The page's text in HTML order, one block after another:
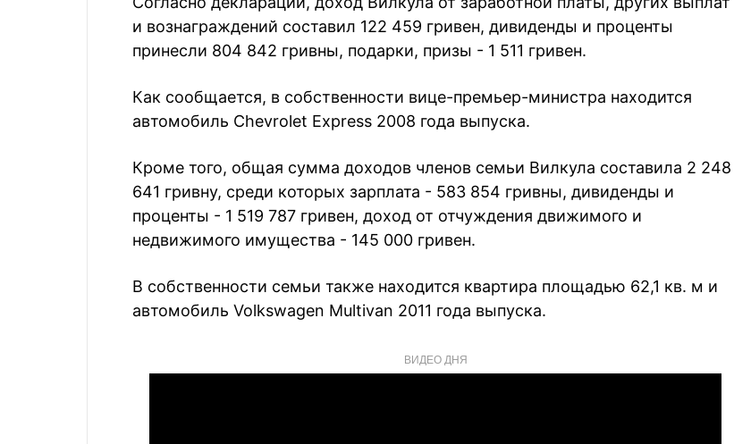
и вознаграждений составил 122 459 гривен, дивиденды и проценты
принесли 804 842 гривны, подарки, призы - 1 511 гривен.
Как сообщается, в собственности вице-премьер-министра находится
автомобиль Chevrolet Express 2008 года выпуска.
Кроме того, общая сумма доходов членов семьи Вилкула составила 2 248
641 гривну, среди которых зарплата - 583 854 гривны, дивиденды и
проценты - 1 519 787 гривен, доход от отчуждения движимого и
недвижимого имущества - 145 000 гривен.
В собственности семьи также находится квартира площадью 62,1 кв. м и
автомобиль Volkswagen Multivan 2011 года выпуска.
ВИДЕО ДНЯ